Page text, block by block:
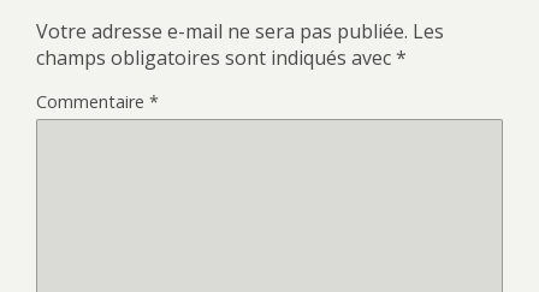
Votre adresse e-mail ne sera pas publiée. Les
champs obligatoires sont indiqués avec*
Commentaire *